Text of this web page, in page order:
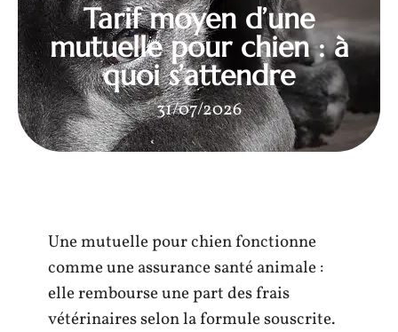
Tarif moyen d’une
mutuelle pour chien : à
quoi s’attendre
31/07/2026
Une mutuelle pour chien fonctionne
comme une assurance santé animale :
elle rembourse une part des frais
vétérinaires selon la formule souscrite.